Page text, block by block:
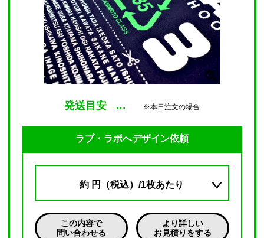
発送目安 … ※本日注文の場合
ラブ・ラボへデザイン依頼
約 円（税込）/1枚あたり
この内容で
問い合わせる
より詳しい
お見積りをする